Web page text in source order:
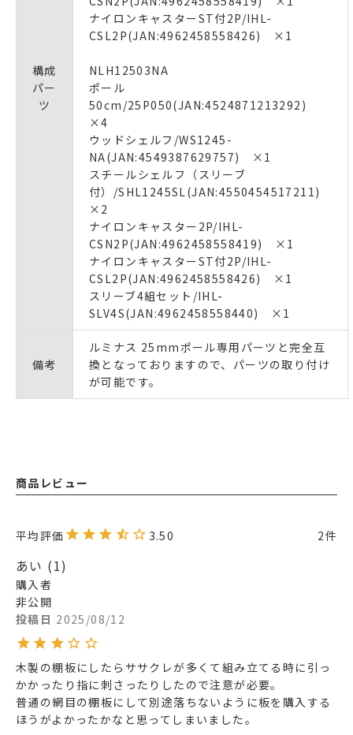
構成
パー
ツ
ナイロンキャスターST付2P/IHL-
CSL2P(JAN:4962458558426) ×1
NLH12503NA
ポール
50cm/25P050(JAN:4524871213292)
×4
ウッドシェルフ/WS1245-
NA(JAN:4549387629757) ×1
スチールシェルフ（スリーブ
付）/SHL1245SL(JAN:4550454517211)
×2
ナイロンキャスター2P/IHL-
CSN2P(JAN:4962458558419) ×1
ナイロンキャスターST付2P/IHL-
CSL2P(JAN:4962458558426) ×1
スリーブ4組セット/IHL-
SLV4S(JAN:4962458558440) ×1
備考
ルミナス 25mmポール専用パーツと完全互
換となっておりますので、パーツの取り付け
が可能です。
商品レビュー
3.50 2
あい 1
購入者
非公開
投稿日 2025/08/12
木製の棚板にしたらササクレが多くて組み立てる時に引っ
かかったり指に刺さったりしたので注意が必要。
普通の網目の棚板にして別途落ちないように板を購入する
ほうがよかったかなと思ってしまいました。